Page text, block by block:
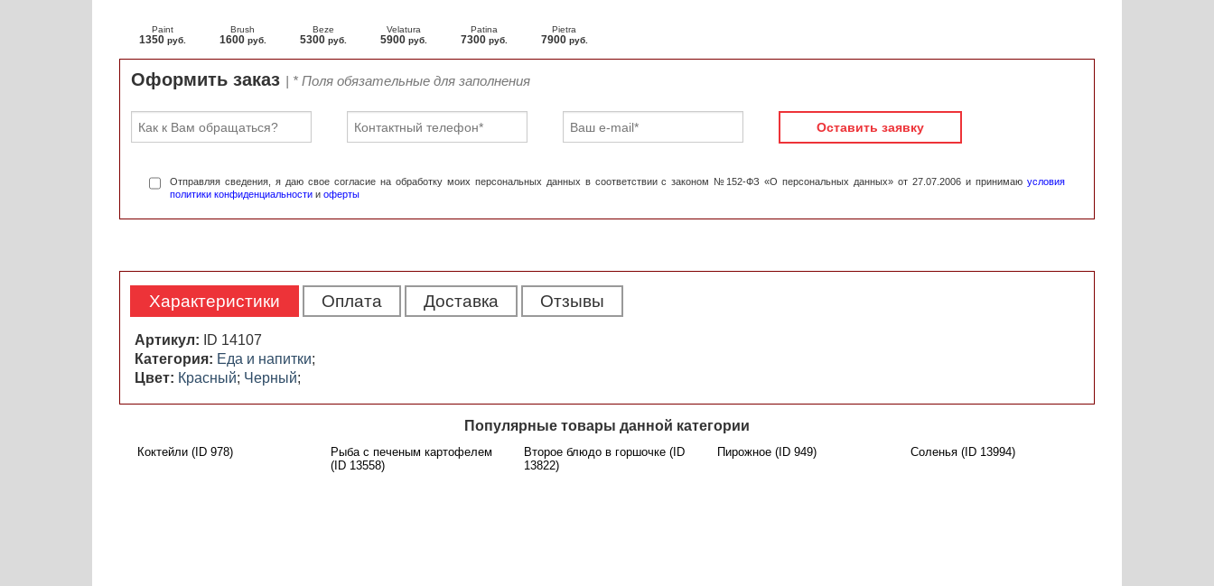
Paint
1350 руб.
Brush
1600 руб.
Beze
5300 руб.
Velatura
5900 руб.
Patina
7300 руб.
Pietra
7900 руб.
Оформить заказ | * Поля обязательные для заполнения
Оставить заявку
Отправляя сведения, я даю свое согласие на обработку моих персональных данных в соответствии с законом №152-ФЗ «О персональных данных» от 27.07.2006 и принимаю условия
политики конфиденциальности и оферты
Характеристики Оплата Доставка Отзывы
Артикул:
ID 14107
Категория: Еда и напитки;
Цвет: Красный; Черный;
Популярные товары данной категории
Коктейли (ID 978)
Рыба с печеным картофелем
(ID 13558)
Второе блюдо в горшочке (ID
13822)
Пирожное (ID 949) Соленья (ID 13994)